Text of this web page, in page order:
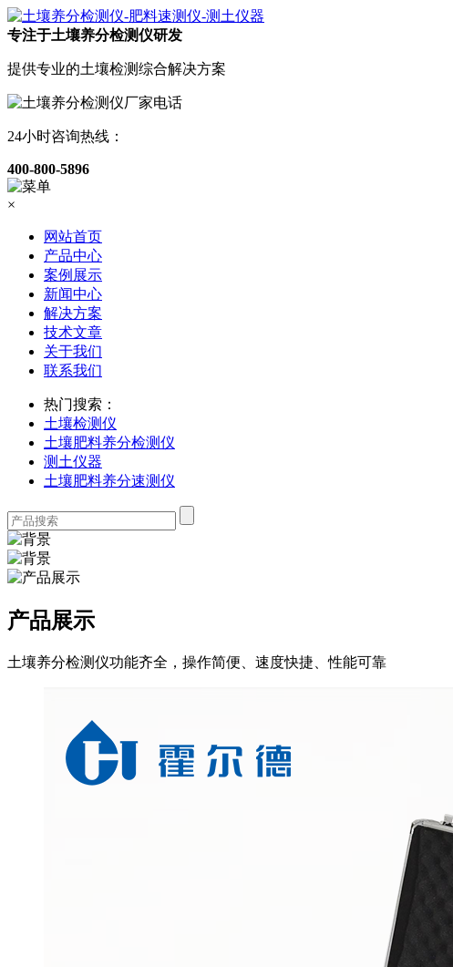
专注于土壤养分检测仪研发
提供专业的土壤检测综合解决方案
24小时咨询热线：
400-800-5896
×
网站首页
产品中心
案例展示
新闻中心
解决方案
技术文章
关于我们
联系我们
热门搜索：
土壤检测仪
土壤肥料养分检测仪
测土仪器
土壤肥料养分速测仪
产品展示
土壤养分检测仪功能齐全，操作简便、速度快捷、性能可靠